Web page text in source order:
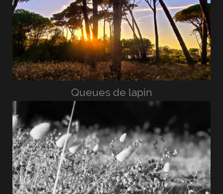
Queues de lapin